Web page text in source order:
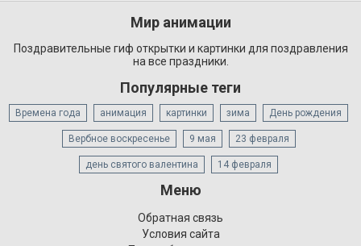
Мир анимации
Поздравительные гиф открытки и картинки для поздравления
на все праздники.
Популярные теги
Времена года анимация картинки зима День рождения
Вербное воскресенье 9 мая 23 февраля
день святого валентина 14 февраля
Меню
Обратная связь
Условия сайта